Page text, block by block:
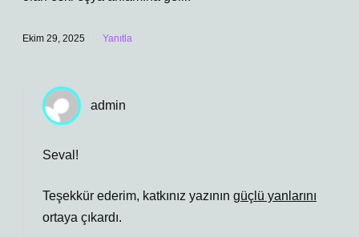
Ekim 29, 2025 Yanıtla
admin
Seval!
Teşekkür ederim, katkınız yazının güçlü yanlarını
ortaya çıkardı.